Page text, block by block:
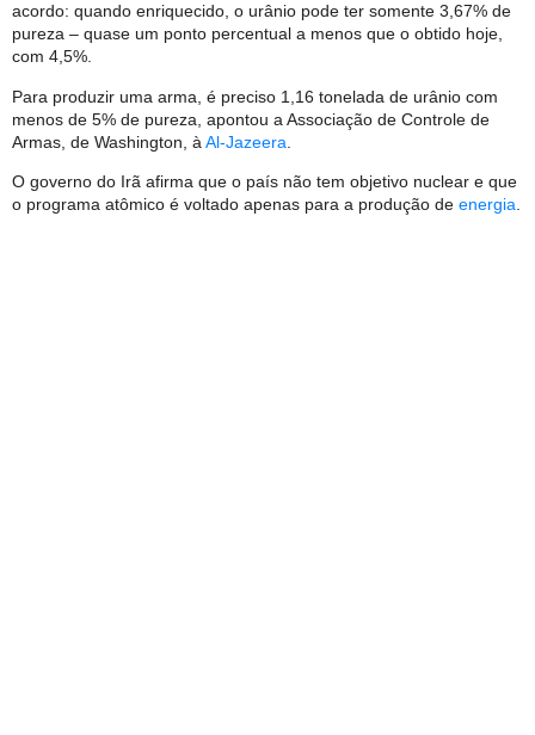
acordo: quando enriquecido, o urânio pode ter somente 3,67% de
pureza – quase um ponto percentual a menos que o obtido hoje,
com 4,5%.
Para produzir uma arma, é preciso 1,16 tonelada de urânio com
menos de 5% de pureza, apontou a Associação de Controle de
Armas, de Washington, à Al-Jazeera
O governo do Irã afirma que o país não tem objetivo nuclear e que
o programa atômico é voltado apenas para a produção de energia